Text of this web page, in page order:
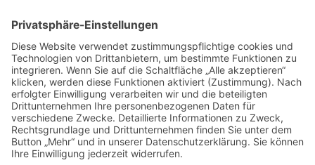
Datenschutzhinweis:
nicht an Dritte weitergegeben. Sie erklären sich damit einverstanden, dass Ihre
Daten zur Bearbeitung Ihres Anliegens verwendet werden. Weitere
Informationen und Widerrufshinweise gibt es in der Datenschutzerklärung.
Druckangebot anfordern
Navigation überspringen